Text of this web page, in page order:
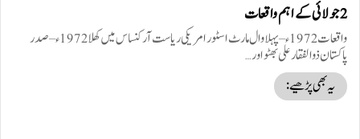
2 جولائی کے اہم واقعات
واقعات 1972ء – پہلا وال مارٹ اسٹور امریکی ریاست آرکنساس میں کھلا 1972ء – صدر
پاکستان ذوالفقار علی بھٹو اور…
یہ بھی پڑھیے: